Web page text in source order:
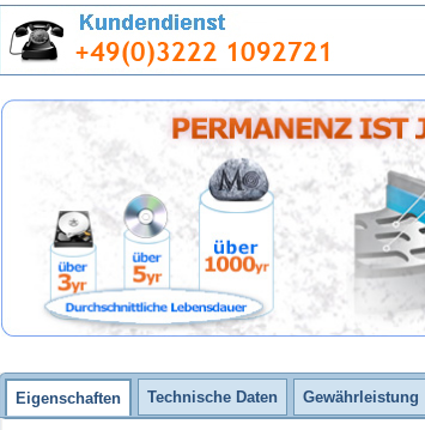
Eigenschaften Technische Daten Gewährleistung